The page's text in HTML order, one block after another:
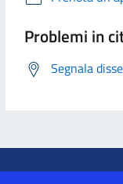
Problemi in
Segnala